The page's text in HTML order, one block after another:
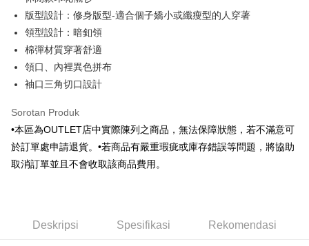
Bank
Bank
The Shanghai
Commercial & Savings
Bank
Bank Cathay United
HSBC Bank (Taiwan)
Limited
Hwatai Bank
Union Bank of Taiwan
Far Eastern International
Taishin
Taiwan Cooperative Bank
Bank Komersial Pertama
Hua Nan Commercial Bank
The Shanghai Commercial &
Savings Bank
Bank Cathay United
Taiwan Business Bank
HSBC Bank (Taiwan) Limited
Hwatai Bank
Far Eastern International Bank
Yuanta Commercial Bank
Bank SinoPac
Bank Komersial E.SUN
LINE Pay
Apple Pay
JKOPAY
Google Pay
Plus PAY
1. Dengan memilih AFTEE sebagai kaedah pembayaran, mesej
Pemindahan ATM
版型設計：修身版型-適合個子嬌小或纖瘦型的人穿著
領型設計：暗釦領
棉彈材質穿著舒適
領口、內裡異色拼布
袖口三角切口設計
Sorotan Produk
•本區為OUTLET店中實際陳列之商品，無法保障狀態，若不滿意可
於訂單處申請退貨。•若商品有嚴重瑕疵或庫存錯誤等問題，將協助
取消訂單並且不會收取該商品費用。
Deskripsi Spesifikasi Rekomendasi